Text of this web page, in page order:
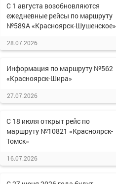
С 1 августа возобновляются
ежедневные рейсы по маршруту
№589А «Красноярск-Шушенское»
28.07.2026
Информация по маршруту №562
«Красноярск-Шира»
27.07.2026
С 18 июля открыт рейс по
маршруту №10821 «Красноярск-
Томск»
16.07.2026